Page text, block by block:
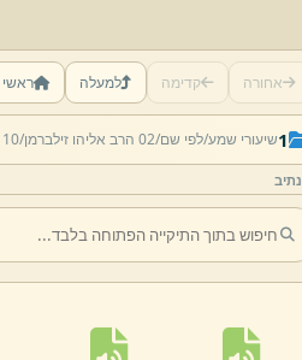
אחורה קדימה למעלה ראשי
1שיעורי שמע/לפי שם/02 הרב אליהו זילברמן/ 10 יראה/
נתיב